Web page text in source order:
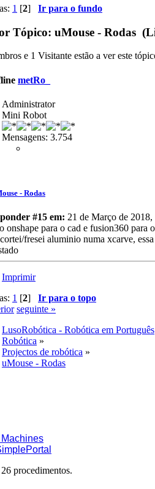
1 [2] Ir para o fundo
Tópico: uMouse - Rodas
e 1 Visitante estão a ver este
metRo_
Administrator
Mini Robot
Mensagens: 3.754
- Rodas
#15 em: 21 de Março de 2018,
onshape para o cad e fusion360 para
fresei aluminio numa xcarve,
Imprimir
1 [2] Ir para o topo
seguinte »
LusoRobótica - Robótica em Português
Robótica »
Projectos de robótica »
uMouse - Rodas
procedimentos.